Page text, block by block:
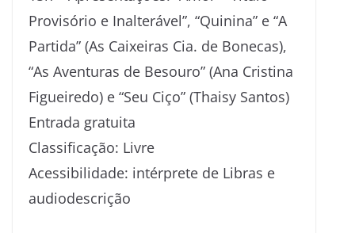
Provisório e Inalterável”, “Quinina” e “A
Partida” (As Caixeiras Cia. de Bonecas),
“As Aventuras de Besouro” (Ana Cristina
Figueiredo) e “Seu Ciço” (Thaisy Santos)
Entrada gratuita
Classificação: Livre
Acessibilidade: intérprete de Libras e
audiodescrição